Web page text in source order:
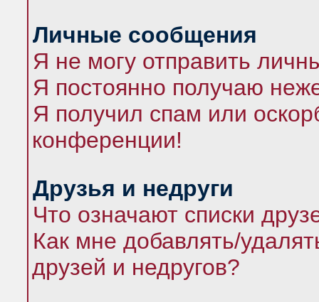
Личные сообщения
Я не могу отправить
Я постоянно получаю
Я получил спам или
конференции!
Друзья и недруги
Что означают списки
Как мне добавлять/
друзей и недругов?